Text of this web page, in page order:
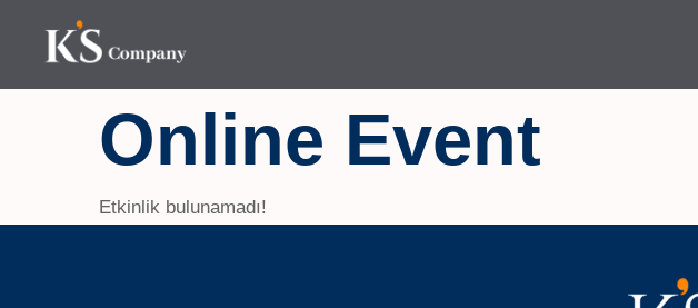
Online Event
Etkinlik bulunamadı!